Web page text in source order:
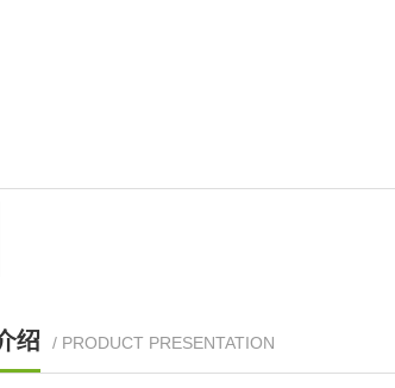
绍 / PRODUCT PRESENTATION